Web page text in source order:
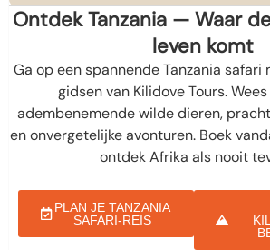
Ontdek Tanzania — Waar
leven komt
Ga op een spannende Tanzania
gidsen van Kilidove Tours.
adembenemende wilde dieren,
en onvergetelijke avonturen. Boek
ontdek Afrika als nooit
PLAN JE TANZANIA
SAFARI-REIS